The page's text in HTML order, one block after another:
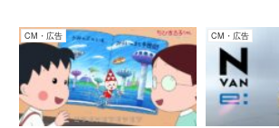
CM・広告 CM・広告